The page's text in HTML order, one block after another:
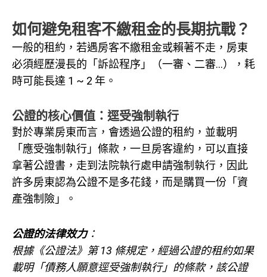
如何避免租客不繳租金的長期抗戰？
一般的租約，若遇房客不繳租金或賴著不走，房東
必須經歷漫長的「訴訟程序」（一審、二審…），耗
時可能長達 1 ~ 2 年。
公證的核心價值：逕受強制執行
對於專業房東而言，會透過公證的租約，並載明
「應受強制執行」條款，一旦房客違約，可以直接
拿著公證書，走到法院執行處申請強制執行，因此
許多房東認為公證不是多花錢，而是購買一份「資
產強制險」。
公證的法律效力：
根據《公證法》第 13 條規定，經過公證的租約如果
載明「債務人願意逕受強制執行」的條款，該公證